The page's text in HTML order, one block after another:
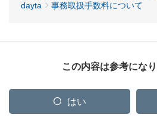
dayta
事務取扱手数料について
この内容は参考にな
はい